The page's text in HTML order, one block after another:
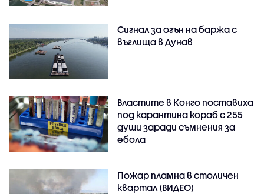
Сигнал за огън на баржа с
въглища в Дунав
Властите в Конго поставиха
под карантина кораб с 255
души заради съмнения за
ебола
Пожар пламна в столичен
квартал (ВИДЕО)